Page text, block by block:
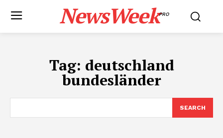
NewsWeekPRO
Tag: deutschland
bundesländer
SEARCH